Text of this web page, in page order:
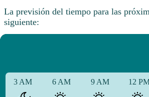
La previsión del tiempo para las
siguiente:
3 AM 6 AM 9 AM 12